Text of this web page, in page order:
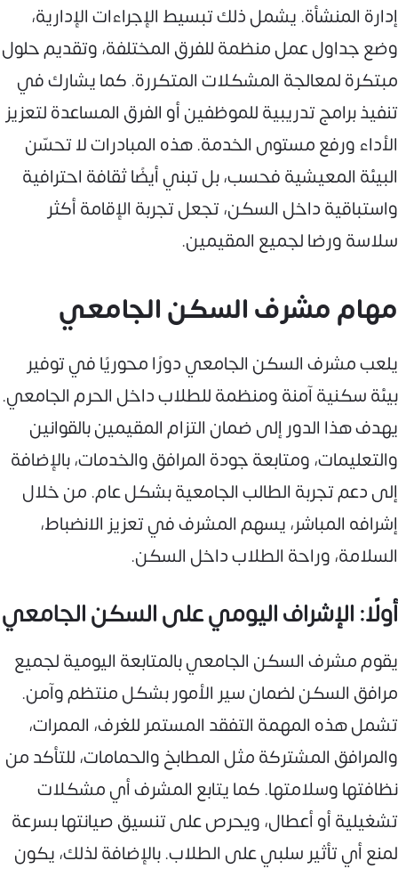
إدارة المنشأة. يشمل ذلك تبسيط الإجراءات الإدارية،
وضع جداول عمل منظمة للفرق المختلفة، وتقديم حلول
مبتكرة لمعالجة المشكلات المتكررة. كما يشارك في
تنفيذ برامج تدريبية للموظفين أو الفرق المساعدة لتعزيز
الأداء ورفع مستوى الخدمة. هذه المبادرات لا تحسّن
البيئة المعيشية فحسب، بل تبني أيضًا ثقافة احترافية
واستباقية داخل السكن، تجعل تجربة الإقامة أكثر
سلاسة ورضا لجميع المقيمين.
مهام مشرف السكن الجامعي
يلعب مشرف السكن الجامعي دورًا محوريًا في توفير
بيئة سكنية آمنة ومنظمة للطلاب داخل الحرم الجامعي.
يهدف هذا الدور إلى ضمان التزام المقيمين بالقوانين
والتعليمات، ومتابعة جودة المرافق والخدمات، بالإضافة
إلى دعم تجربة الطالب الجامعية بشكل عام. من خلال
إشرافه المباشر، يسهم المشرف في تعزيز الانضباط،
السلامة، وراحة الطلاب داخل السكن.
أولًا: الإشراف اليومي على السكن الجامعي
يقوم مشرف السكن الجامعي بالمتابعة اليومية لجميع
مرافق السكن لضمان سير الأمور بشكل منتظم وآمن.
تشمل هذه المهمة التفقد المستمر للغرف، الممرات،
والمرافق المشتركة مثل المطابخ والحمامات، للتأكد من
نظافتها وسلامتها. كما يتابع المشرف أي مشكلات
تشغيلية أو أعطال، ويحرص على تنسيق صيانتها بسرعة
لمنع أي تأثير سلبي على الطلاب. بالإضافة لذلك، يكون